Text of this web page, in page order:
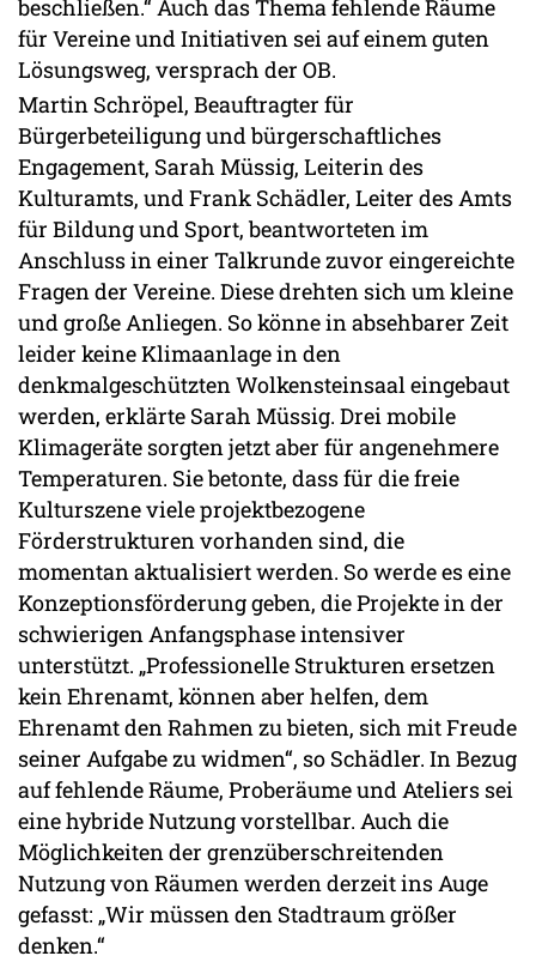
beschließen.“ Auch das Thema fehlende Räume
für Vereine und Initiativen sei auf einem guten
Lösungsweg, versprach der OB.
Martin Schröpel, Beauftragter für
Bürgerbeteiligung und bürgerschaftliches
Engagement, Sarah Müssig, Leiterin des
Kulturamts, und Frank Schädler, Leiter des Amts
für Bildung und Sport, beantworteten im
Anschluss in einer Talkrunde zuvor eingereichte
Fragen der Vereine. Diese drehten sich um kleine
und große Anliegen. So könne in absehbarer Zeit
leider keine Klimaanlage in den
denkmalgeschützten Wolkensteinsaal eingebaut
werden, erklärte Sarah Müssig. Drei mobile
Klimageräte sorgten jetzt aber für angenehmere
Temperaturen. Sie betonte, dass für die freie
Kulturszene viele projektbezogene
Förderstrukturen vorhanden sind, die
momentan aktualisiert werden. So werde es eine
Konzeptionsförderung geben, die Projekte in der
schwierigen Anfangsphase intensiver
unterstützt. „Professionelle Strukturen ersetzen
kein Ehrenamt, können aber helfen, dem
Ehrenamt den Rahmen zu bieten, sich mit Freude
seiner Aufgabe zu widmen“, so Schädler. In Bezug
auf fehlende Räume, Proberäume und Ateliers sei
eine hybride Nutzung vorstellbar. Auch die
Möglichkeiten der grenzüberschreitenden
Nutzung von Räumen werden derzeit ins Auge
gefasst: „Wir müssen den Stadtraum größer
denken.“